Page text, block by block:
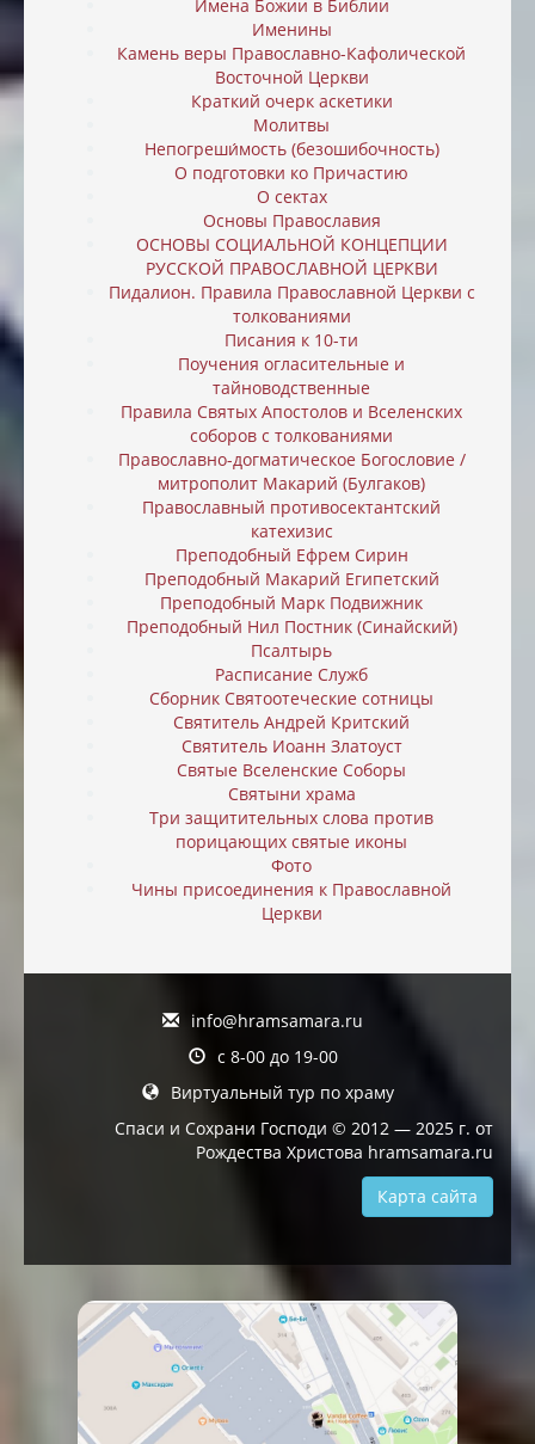
Имена Божии в Библии
Именины
Камень веры Православно-Кафолической
Восточной Церкви
Краткий очерк аскетики
Молитвы
Непогреши́мость (безошибочность)
О подготовки ко Причастию
О сектах
Основы Православия
ОСНОВЫ СОЦИАЛЬНОЙ КОНЦЕПЦИИ
РУССКОЙ ПРАВОСЛАВНОЙ ЦЕРКВИ
Пидалион. Правила Православной Церкви с
толкованиями
Писания к 10-ти
Поучения огласительные и
тайноводственные
Правила Святых Апостолов и Вселенских
соборов с толкованиями
Православно-догматическое Богословие /
митрополит Макарий (Булгаков)
Православный противосектантский
катехизис
Преподобный Ефрем Сирин
Преподобный Макарий Египетский
Преподобный Марк Подвижник
Преподобный Нил Постник (Синайский)
Псалтырь
Расписание Служб
Сборник Святоотеческие сотницы
Святитель Андрей Критский
Святитель Иоанн Златоуст
Святые Вселенские Соборы
Святыни храма
Три защитительных слова против
порицающих святые иконы
Фото
Чины присоединения к Православной
Церкви
info@hramsamara.ru
с 8-00 до 19-00
Виртуальный тур по храму
Спаси и Сохрани Господи © 2012 — 2025 г. от
Рождества Христова hramsamara.ru
Карта сайта